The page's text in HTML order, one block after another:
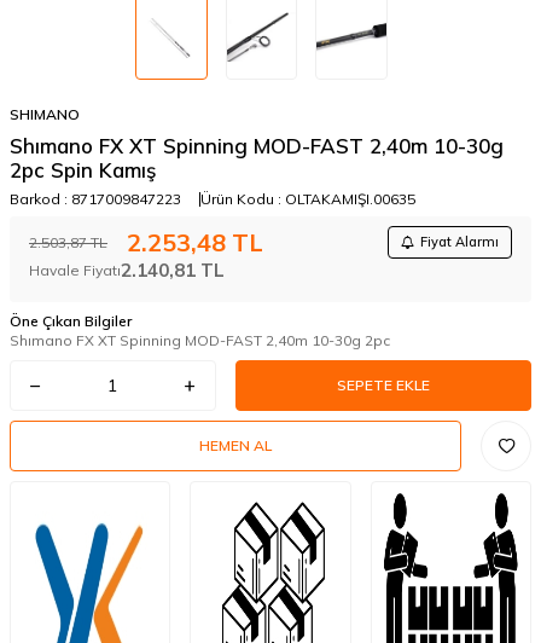
SHIMANO
Shımano FX XT Spinning MOD-FAST 2,40m 10-30g
2pc Spin Kamış
Barkod : 8717009847223 Ürün Kodu : OLTAKAMIŞI.00635
2.503,87TL 2.253,48 TL Fiyat Alarmı
Havale Fiyatı2.140,81 TL
Öne Çıkan Bilgiler
Shımano FX XT Spinning MOD-FAST 2,40m 10-30g 2pc
SEPETE EKLE
HEMEN AL